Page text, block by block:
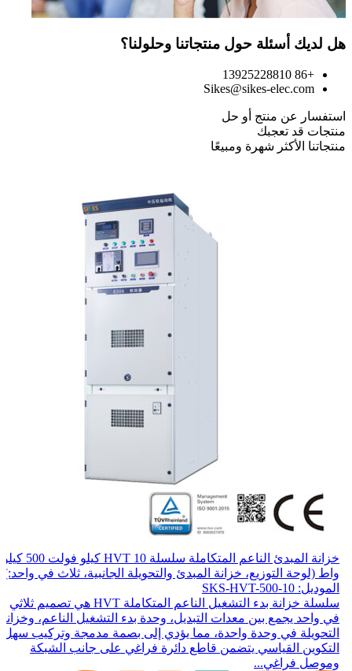
هل لديك أسئلة حول منتجاتنا وحلولنا؟
+86 13925228810
Sikes@sikes-elec.com
استفسار عن منتج أو حل
منتجات قد تعجبك
منتجاتنا الأكثر شهرة ومبيعًا
خزانة المبدئ الناعم المتكاملة سلسلة HVT 10 كيلو فولت 500 كيلو
واط (لوحة التوزيع، خزانة المبدئ والتحويلة الجانبية، ثلاث في واحد:)
الموديل: SKS-HVT-500-10
سلسلة خزانة بدء التشغيل الناعم المتكاملة HVT هي تصميم ثلاثي
في واحد يجمع بين معدات التبديل، وحدة بدء التشغيل الناعم، وخزانة
التحويلة في وحدة واحدة، مما يؤدي إلى بصمة مدمجة وتركيب سهل.
التكوين القياسي يتضمن قاطع دائرة فراغي على جانب الشبكة
وموصل فراغي...